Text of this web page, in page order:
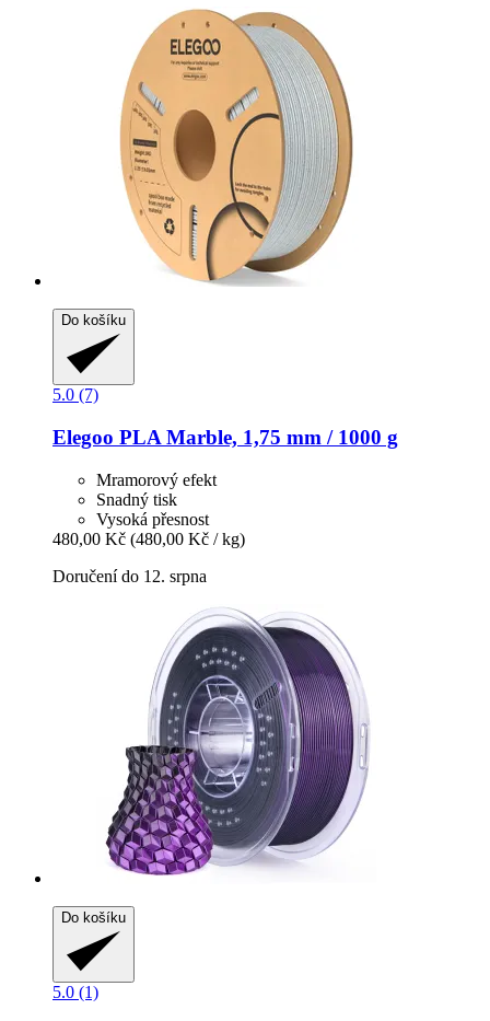
Do košíku
5.0 (7)
Elegoo PLA Marble, 1,75 mm / 1000 g
Mramorový efekt
Snadný tisk
Vysoká přesnost
480,00 Kč (480,00 Kč / kg)
Doručení do 12. srpna
Do košíku
5.0 (1)